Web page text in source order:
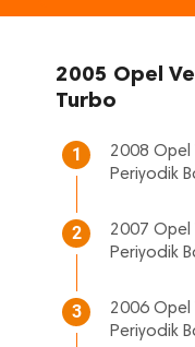
2005 Opel
Turbo
1
2008 Opel
Periyodik
2
2007 Opel
Periyodik
3
2006 Opel
Periyodik